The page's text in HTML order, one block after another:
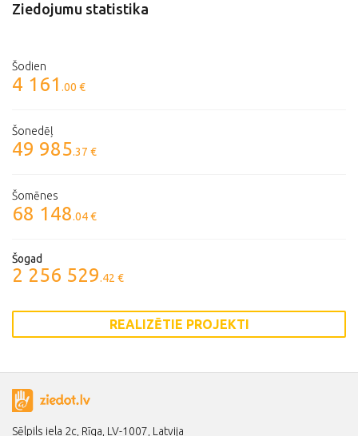
Ziedojumu statistika
Šodien
4 161 .00 €
Šonedēļ
49 985.37 €
Šomēnes
68 148.04 €
Šogad
2 256 529.42 €
REALIZĒTIE PROJEKTI
Sēlpils iela 2c, Rīga, LV-1007, Latvija